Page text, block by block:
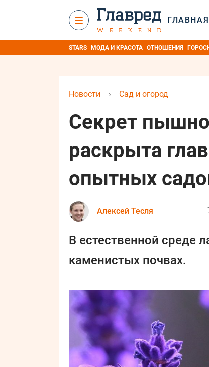
ГЛАВНАЯ
STARS МОДА И КРАСОТА ОТНОШЕНИЯ
Новости › Сад и огород
Секрет
раскрыта
опытных
Алексей Тесля
В естественной среде
каменистых почвах.